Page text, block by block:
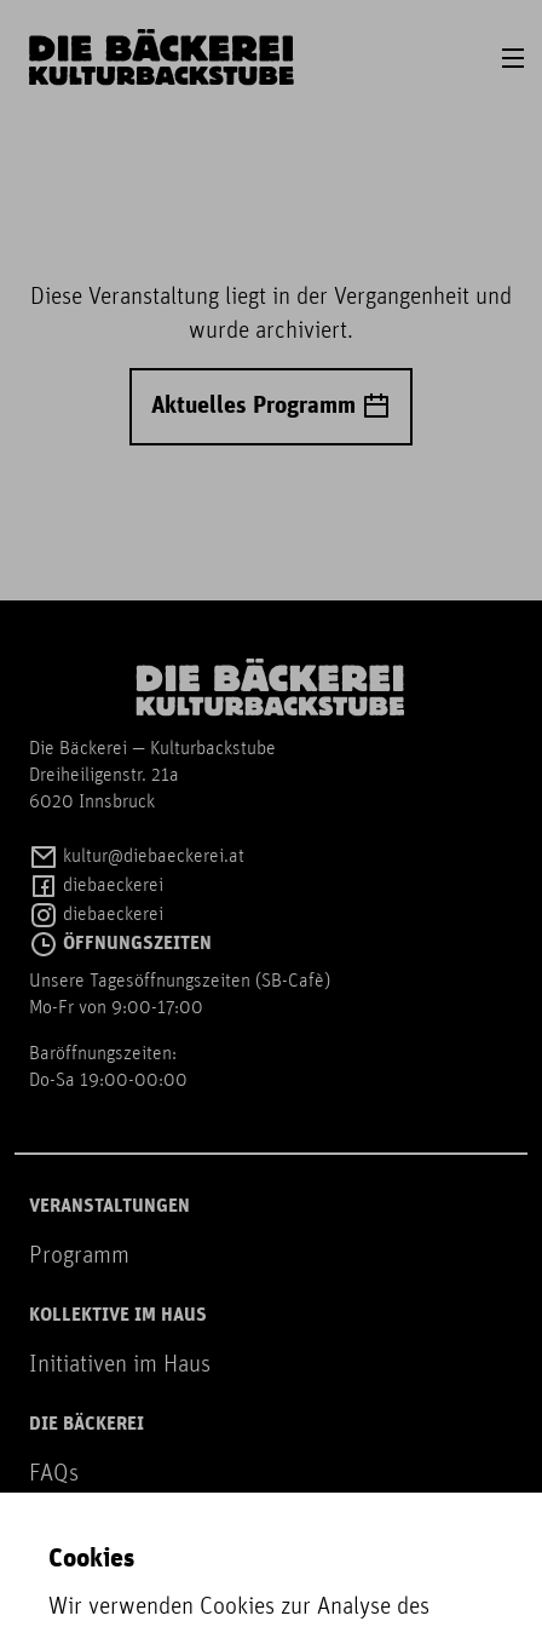
Diese Veranstaltung liegt in der Vergangenheit und
wurde archiviert.
Aktuelles Programm
Die Bäckerei — Kulturbackstube
Dreiheiligenstr. 21a
6020 Innsbruck
kultur@diebaeckerei.at
diebaeckerei
diebaeckerei
ÖFFNUNGSZEITEN
Unsere Tagesöffnungszeiten (SB-Cafè)
Mo-Fr von 9:00-17:00
Baröffnungszeiten:
Do-Sa 19:00-00:00
VERANSTALTUNGEN
Programm
KOLLEKTIVE IM HAUS
Initiativen im Haus
DIE BÄCKEREI
FAQs
NEWSLETTER
Zur Newsletter Anmeldung
Cookies
Wir verwenden Cookies zur Analyse des